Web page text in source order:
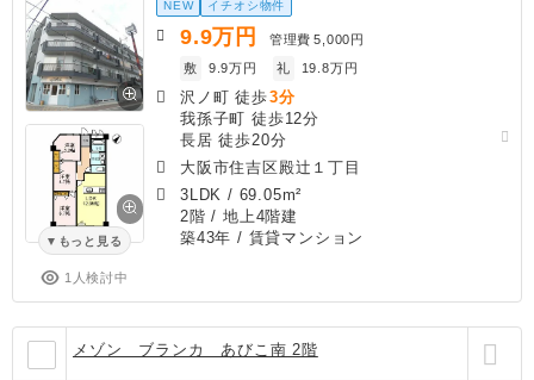
もっと見る
1人検討中
NEW イチオシ物件
9.9万円 管理費 5,000円
敷
9.9万円 礼 19.8万円
沢ノ町 徒歩3分
我孫子町 徒歩12分
長居 徒歩20分
大阪市住吉区殿辻１丁目
3LDK / 69.05m²
2階 / 地上4階建
築43年 / 賃貸マンション
メゾン ブランカ あびこ南 2階